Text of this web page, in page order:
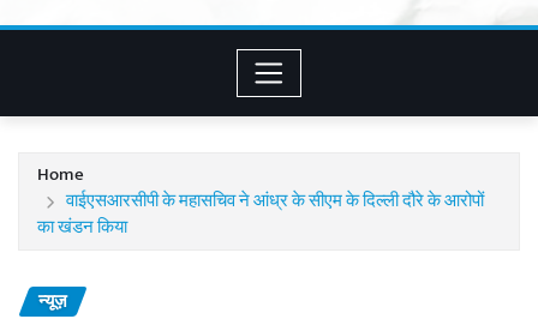
Home
वाईएसआरसीपी के महासचिव ने आंध्र के सीएम के दिल्ली दौरे के आरोपों
का खंडन किया
न्यूज़